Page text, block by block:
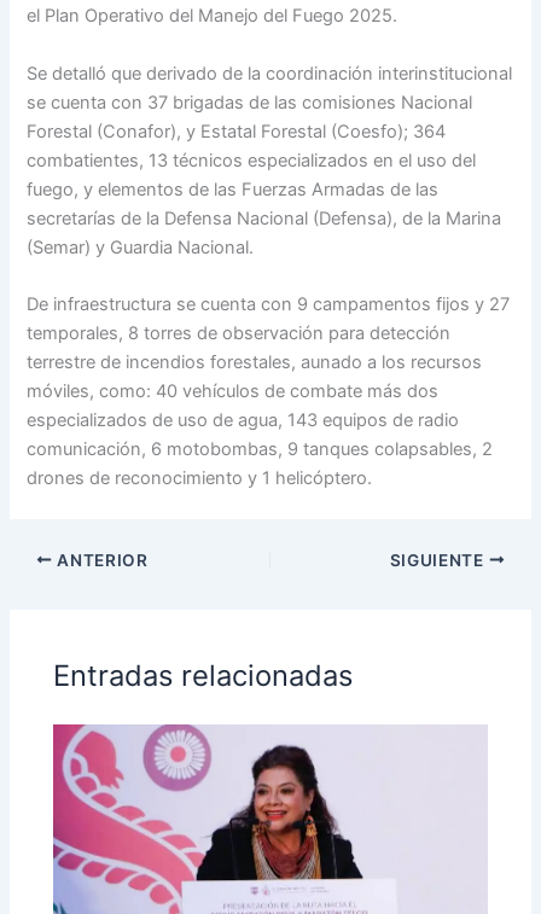
el Plan Operativo del Manejo del Fuego 2025.
Se detalló que derivado de la coordinación interinstitucional
se cuenta con 37 brigadas de las comisiones Nacional
Forestal (Conafor), y Estatal Forestal (Coesfo); 364
combatientes, 13 técnicos especializados en el uso del
fuego, y elementos de las Fuerzas Armadas de las
secretarías de la Defensa Nacional (Defensa), de la Marina
(Semar) y Guardia Nacional.
De infraestructura se cuenta con 9 campamentos fijos y 27
temporales, 8 torres de observación para detección
terrestre de incendios forestales, aunado a los recursos
móviles, como: 40 vehículos de combate más dos
especializados de uso de agua, 143 equipos de radio
comunicación, 6 motobombas, 9 tanques colapsables, 2
drones de reconocimiento y 1 helicóptero.
ANTERIOR SIGUIENTE
Entradas relacionadas